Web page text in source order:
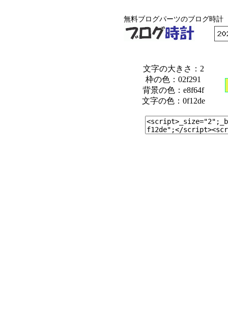
無料ブログパーツのブログ時計
文字の大きさ：2
枠の色：02f291
背景の色：e8f64f
文字の色：0f12de